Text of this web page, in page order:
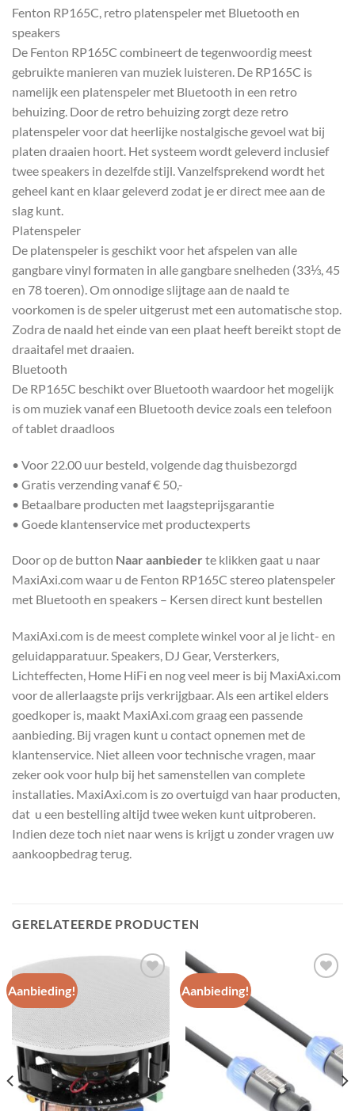
Fenton RP165C, retro platenspeler met Bluetooth en
speakers
De Fenton RP165C combineert de tegenwoordig meest
gebruikte manieren van muziek luisteren. De RP165C is
namelijk een platenspeler met Bluetooth in een retro
behuizing. Door de retro behuizing zorgt deze retro
platenspeler voor dat heerlijke nostalgische gevoel wat bij
platen draaien hoort. Het systeem wordt geleverd inclusief
twee speakers in dezelfde stijl. Vanzelfsprekend wordt het
geheel kant en klaar geleverd zodat je er direct mee aan de
slag kunt.
Platenspeler
De platenspeler is geschikt voor het afspelen van alle
gangbare vinyl formaten in alle gangbare snelheden (33⅓, 45
en 78 toeren). Om onnodige slijtage aan de naald te
voorkomen is de speler uitgerust met een automatische stop.
Zodra de naald het einde van een plaat heeft bereikt stopt de
draaitafel met draaien.
Bluetooth
De RP165C beschikt over Bluetooth waardoor het mogelijk
is om muziek vanaf een Bluetooth device zoals een telefoon
of tablet draadloos
• Voor 22.00 uur besteld, volgende dag thuisbezorgd
• Gratis verzending vanaf € 50,-
• Betaalbare producten met laagsteprijsgarantie
• Goede klantenservice met productexperts
Door op de button Naar aanbieder te klikken gaat u naar
MaxiAxi.com waar u de Fenton RP165C stereo platenspeler
met Bluetooth en speakers – Kersen direct kunt bestellen
MaxiAxi.com is de meest complete winkel voor al je licht- en
geluidapparatuur. Speakers, DJ Gear, Versterkers,
Lichteffecten, Home HiFi en nog veel meer is bij MaxiAxi.com
voor de allerlaagste prijs verkrijgbaar. Als een artikel elders
goedkoper is, maakt MaxiAxi.com graag een passende
aanbieding. Bij vragen kunt u contact opnemen met de
klantenservice. Niet alleen voor technische vragen, maar
zeker ook voor hulp bij het samenstellen van complete
installaties. MaxiAxi.com is zo overtuigd van haar producten,
dat u een bestelling altijd twee weken kunt uitproberen.
Indien deze toch niet naar wens is krijgt u zonder vragen uw
aankoopbedrag terug.
GERELATEERDE PRODUCTEN
Aanbieding!
Toevoegen
aan
wenslijst
Aanbieding!
wenslijst